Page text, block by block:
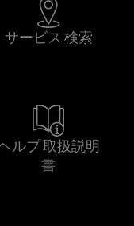
サービス 検索
ルプ 取扱説明
書